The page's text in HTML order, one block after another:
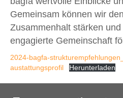
Gemeinsam können wir
Zusammenhalt stärken
engagierte Gemeinschaft
2024-bagfa-
austattungsprofil
Herunterladen